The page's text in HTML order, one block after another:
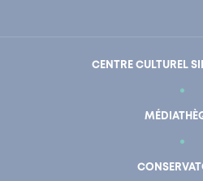
CENTRE CULTUREL